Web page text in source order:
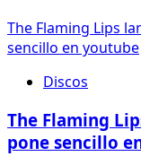
The Flaming Lips
sencillo en youtube
Discos
The Flaming
pone sencillo